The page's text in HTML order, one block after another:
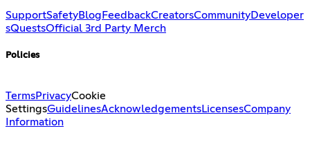
SupportSafetyBlog FeedbackCreatorsCommunityDeveloper
sQuestsOfficial 3rd Party Merch
Policies
TermsPrivacyCookie
SettingsGuidelinesAcknowledgementsLicensesCompany
Information